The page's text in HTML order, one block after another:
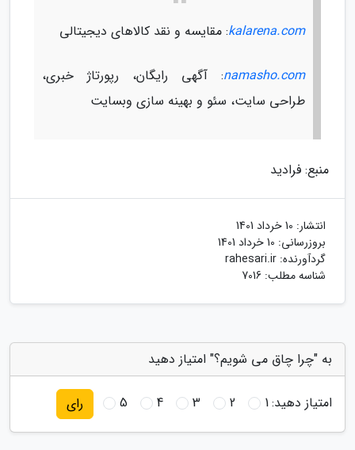
kalarena.com: مقایسه و نقد کالاهای دیجیتالی
namasho.com: آگهی رایگان، رپورتاژ خبری،
طراحی سایت، سئو و بهینه سازی وبسایت
منبع: فرادید
انتشار: 10 خرداد 1401
بروزرسانی: 10 خرداد 1401
گردآورنده: rahesari.ir
شناسه مطلب: 7016
به "چرا چاق می شویم؟" امتیاز دهید
امتیاز دهید:1
2
3
4
5 رای